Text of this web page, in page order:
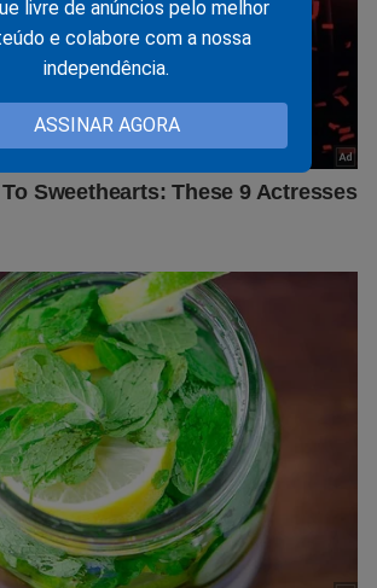
livre de anúncios pelo melhor
e colabore com a nossa
independência.
ASSINAR AGORA